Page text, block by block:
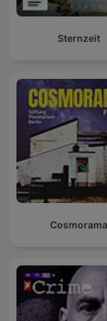
Sternzeit
Cosmorama